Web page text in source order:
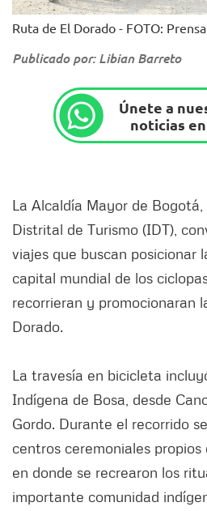
Ruta de El Dorado - FOTO:
Publicado por: Libian Barreto
Únete a
noticias
La Alcaldía Mayor de
Distrital de Turismo (IDT),
viajes que buscan posicionar
capital mundial de los
recorrieran y promocionaran
Dorado.
La travesía en bicicleta
Indígena de Bosa, desde
Gordo. Durante el recorrido
centros ceremoniales propios
en donde se recrearon los
importante comunidad